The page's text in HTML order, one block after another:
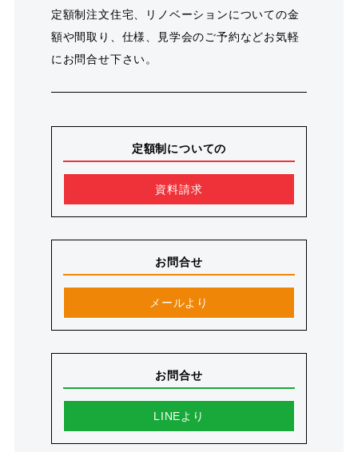
定額制注文住宅、リノベーションについての金
額や間取り、仕様、見学会のご予約などお気軽
にお問合せ下さい。
定額制についての
資料請求
お問合せ
メールより
お問合せ
LINEより